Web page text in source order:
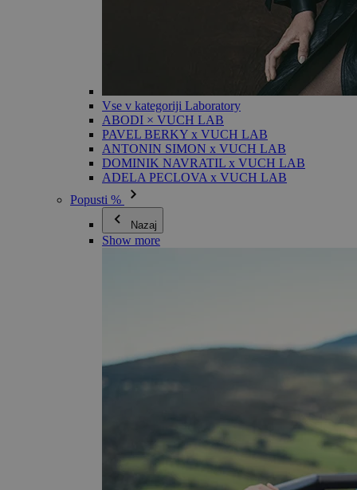
Vse v kategoriji Laboratory
ABODI × VUCH LAB
PAVEL BERKY x VUCH LAB
ANTONIN SIMON x VUCH LAB
DOMINIK NAVRATIL x VUCH LAB
ADELA PECLOVA x VUCH LAB
Popusti %
Nazaj
Show more